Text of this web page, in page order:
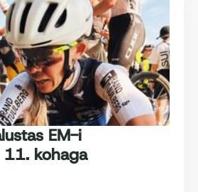
EM-i
11. kohaga